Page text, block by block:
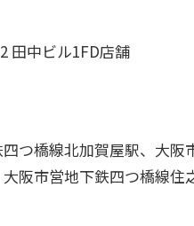
田中ビル1FD店舗
つ橋線北加賀屋駅、大阪
阪市営地下鉄四つ橋線住